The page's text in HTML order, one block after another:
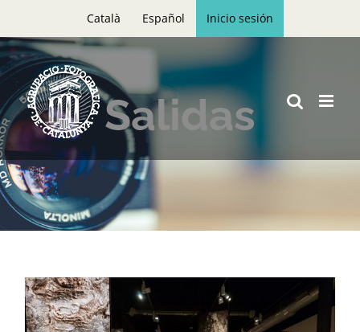
to
content
Català Español Inicio sesión
Salidas